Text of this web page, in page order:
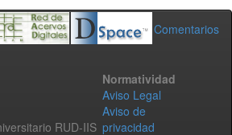
Comentarios
RUD-IIS
Normatividad
Aviso Legal
Aviso de
privacidad